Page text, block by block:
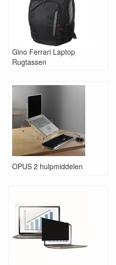
Gino Ferrari Laptop
Rugtassen
OPUS 2 hulpmiddelen